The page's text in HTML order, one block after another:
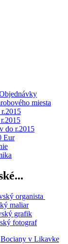
miesta
do r.2015
Eur
organista
maliar
grafik
fotograf
Bociany v Likavke